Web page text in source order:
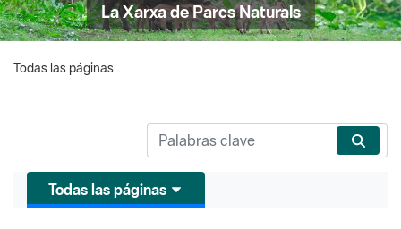
La Xarxa de Parcs Naturals
Todas las páginas
Todas las páginas